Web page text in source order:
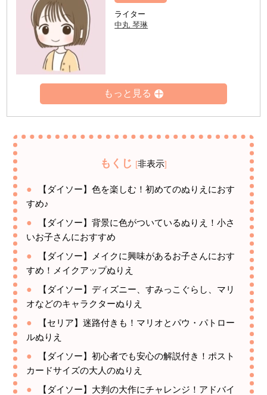
ライター
中丸 琴琳
もくじ [非表示]
【ダイソー】色を楽しむ！初めてのぬりえにおす
すめ♪
【ダイソー】背景に色がついているぬりえ！小さ
いお子さんにおすすめ
【ダイソー】メイクに興味があるお子さんにおす
すめ！メイクアップぬりえ
【ダイソー】ディズニー、すみっこぐらし、マリ
オなどのキャラクターぬりえ
【セリア】迷路付きも！マリオとパウ・パトロー
ルぬりえ
【ダイソー】初心者でも安心の解説付き！ポスト
カードサイズの大人のぬりえ
【ダイソー】大判の大作にチャレンジ！アドバイ